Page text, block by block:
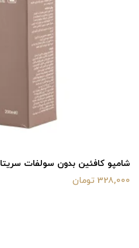
شامپو کافئین بدون سولفات سریتا
328,000 تومان